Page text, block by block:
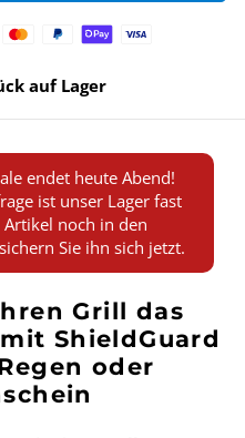
auf Lager
endet heute Abend!
ist unser Lager fast
noch in den
Sie ihn sich jetzt.
Grill das
ShieldGuard
oder